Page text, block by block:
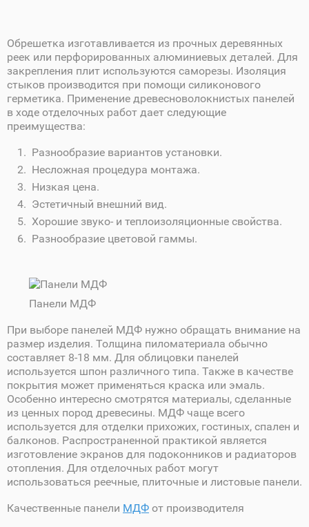
Обрешетка изготавливается из прочных деревянных
реек или перфорированных алюминиевых деталей. Для
закрепления плит используются саморезы. Изоляция
стыков производится при помощи силиконового
герметика. Применение древесноволокнистых панелей
в ходе отделочных работ дает следующие
преимущества:
Разнообразие вариантов установки.
Несложная процедура монтажа.
Низкая цена.
Эстетичный внешний вид.
Хорошие звуко- и теплоизоляционные свойства.
Разнообразие цветовой гаммы.
Панели МДФ
При выборе панелей МДФ нужно обращать внимание на
размер изделия. Толщина пиломатериала обычно
составляет 8-18 мм. Для облицовки панелей
используется шпон различного типа. Также в качестве
покрытия может применяться краска или эмаль.
Особенно интересно смотрятся материалы, сделанные
из ценных пород древесины. МДФ чаще всего
используется для отделки прихожих, гостиных, спален и
балконов. Распространенной практикой является
изготовление экранов для подоконников и радиаторов
отопления. Для отделочных работ могут
использоваться реечные, плиточные и листовые панели.
Качественные панели МДФ от производителя